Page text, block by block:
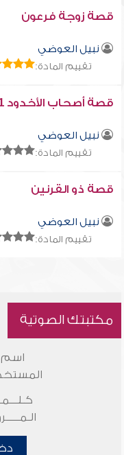
قصة زوجة فرعون
نبيل العوضي
تقييم المادة:
قصة أصحاب الأخدود 1
نبيل العوضي
تقييم المادة:
قصة ذو القرنين
نبيل العوضي
تقييم المادة:
مكتبتك الصوتية
اسم